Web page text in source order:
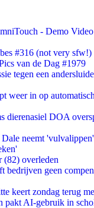
- Demo
#316 (not very sfw!)
van de Dag #1979
tegen een
weer in op
dierenasiel DOA
neemt
(82) overleden
bedrijven geen
keert zondag terug
pakt AI-gebruik in